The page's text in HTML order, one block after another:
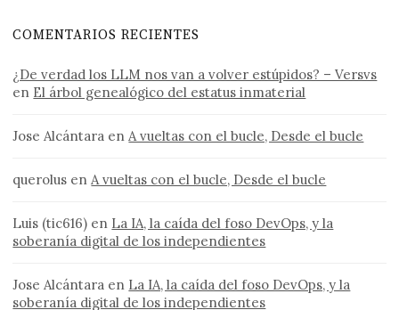
COMENTARIOS RECIENTES
¿De verdad los LLM nos van a volver estúpidos? – Versvs
en El árbol genealógico del estatus inmaterial
Jose Alcántara enA vueltas con el bucle, Desde el bucle
querolus enA vueltas con el bucle, Desde el bucle
Luis (tic616) en La IA, la caída del foso DevOps, y la
soberanía digital de los independientes
Jose Alcántara en La IA, la caída del foso DevOps, y la
soberanía digital de los independientes